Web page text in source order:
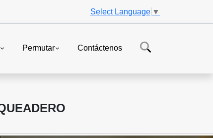
Select Language ▼
Permutar Contáctenos